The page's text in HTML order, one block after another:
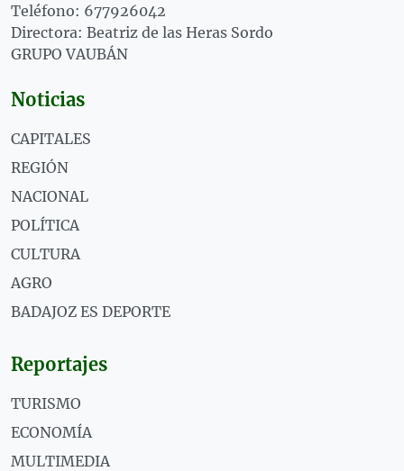
Teléfono: 677926042
Directora: Beatriz de las Heras Sordo
GRUPO VAUBÁN
Noticias
CAPITALES
REGIÓN
NACIONAL
POLÍTICA
CULTURA
AGRO
BADAJOZ ES DEPORTE
Reportajes
TURISMO
ECONOMÍA
MULTIMEDIA